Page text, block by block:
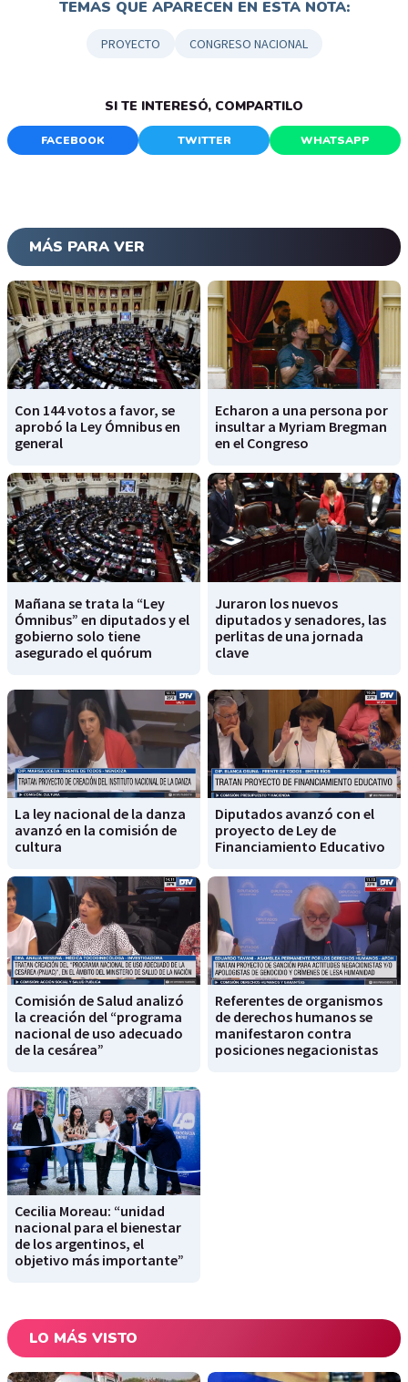
TEMAS QUE APARECEN EN ESTA NOTA:
PROYECTO CONGRESO NACIONAL
SI TE INTERESÓ, COMPARTILO
FACEBOOK TWITTER WHATSAPP
MÁS PARA VER
Con 144 votos a favor, se
aprobó la Ley Ómnibus en
general
Echaron a una persona por
insultar a Myriam Bregman
en el Congreso
Mañana se trata la “Ley
Ómnibus” en diputados y el
gobierno solo tiene
asegurado el quórum
Juraron los nuevos
diputados y senadores, las
perlitas de una jornada
clave
La ley nacional de la danza
avanzó en la comisión de
cultura
Diputados avanzó con el
proyecto de Ley de
Financiamiento Educativo
Comisión de Salud analizó
la creación del “programa
nacional de uso adecuado
de la cesárea”
Referentes de organismos
de derechos humanos se
manifestaron contra
posiciones negacionistas
Cecilia Moreau: “unidad
nacional para el bienestar
de los argentinos, el
objetivo más importante”
LO MÁS VISTO